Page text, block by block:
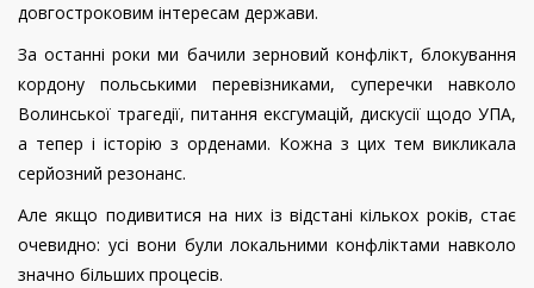
довгостроковим інтересам держави.
За останні роки ми бачили зерновий конфлікт, блокування
кордону польськими перевізниками, суперечки навколо
Волинської трагедії, питання ексгумацій, дискусії щодо УПА,
а тепер і історію з орденами. Кожна з цих тем викликала
серйозний резонанс.
Але якщо подивитися на них із відстані кількох років, стає
очевидно: усі вони були локальними конфліктами навколо
значно більших процесів.